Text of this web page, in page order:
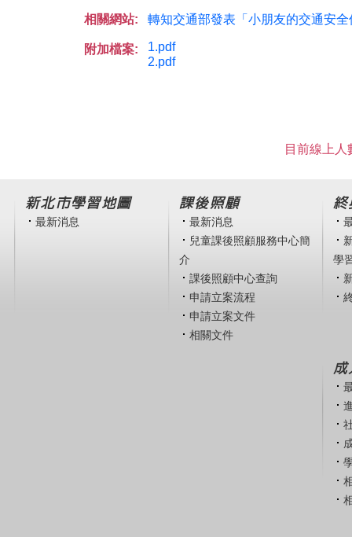
相關網站: 轉知交通部發表「小朋友的交通安
附加檔案:
1.pdf
2.pdf
目前線上
新北市學習地圖
最新消息
課後照顧
最新消息
兒童課後照顧服務中心簡
介
課後照顧中心查詢
申請立案流程
申請立案文件
相關文件
終
學